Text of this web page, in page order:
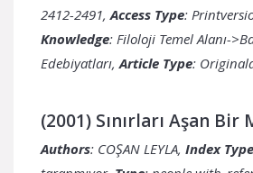
2412-2491, Access Type:
Knowledge: Filoloji Temel Alanı-
Edebiyatları, Article Type:
(2001) Sınırları Aşan Bir
Authors: COŞAN LEYLA, Index Type